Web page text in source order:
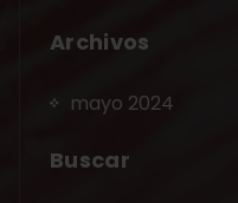
Archivos
mayo 2024
Buscar